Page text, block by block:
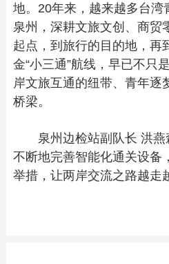
地。20年来，越来越多台湾
泉州，深耕文旅文创、商贸
起点，到旅行的目的地，再
金“小三通”航线，早已不只
岸文旅互通的纽带、青年逐
桥梁。
泉州边检站副队长 洪燕
不断地完善智能化通关设备
举措，让两岸交流之路越走